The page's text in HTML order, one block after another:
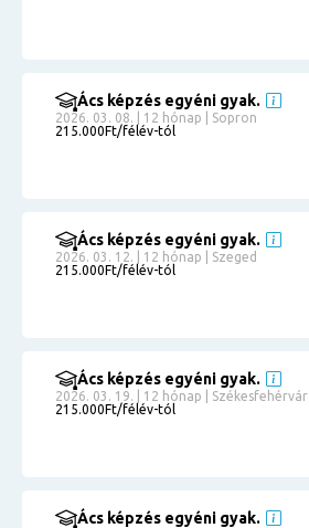
Ács képzés egyéni gyak.
2026. 03. 08. | 12 hónap | Sopron
215.000Ft/félév-tól
Ács képzés egyéni gyak.
2026. 03. 12. | 12 hónap | Szeged
215.000Ft/félév-tól
Ács képzés egyéni gyak.
2026. 03. 19. | 12 hónap | Székesfehérvár
215.000Ft/félév-tól
Ács képzés egyéni gyak.